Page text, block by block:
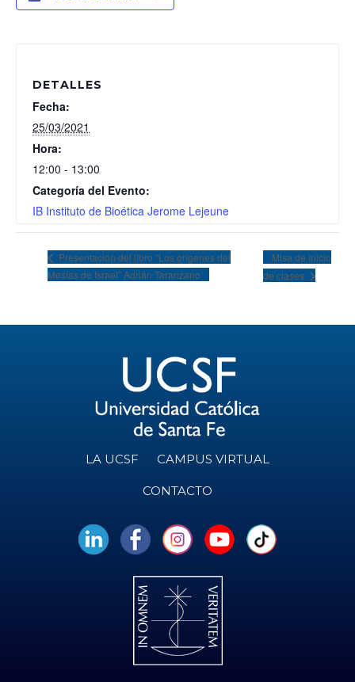
DETALLES
Fecha:
25/03/2021
Hora:
12:00 - 13:00
Categoría del Evento:
IB Instituto de Bioética Jerome Lejeune
Presentación del libro “Los orígenes del
Mesías de Israel” Adrián Taranzano
Misa de inicio
de clases
LA UCSF CAMPUS VIRTUAL
CONTACTO